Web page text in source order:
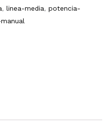
, linea-media, potencia-